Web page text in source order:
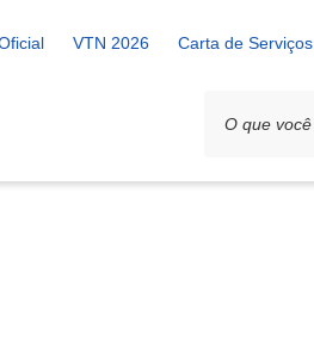
VTN 2026 Carta de Serviços